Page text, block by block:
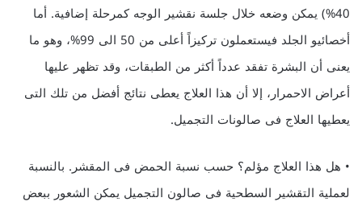
40%) يمكن وضعه خلال جلسة نقشير الوجه كمرحلة إضافية. أما
أخصائيو الجلد فيستعملون تركيزاً أعلى من 50 الى 99%، وهو ما
يعنى أن البشرة تفقد عدداً أكثر من الطبقات، وقد تظهر عليها
أعراض الاحمرار، إلا أن هذا العلاج يعطى نتائج أفضل من تلك التى
يعطيها العلاج فى صالونات التجميل.
• هل هذا العلاج مؤلم؟ حسب نسبة الحمض فى المقشر. بالنسبة
لعملية التقشير السطحية فى صالون التجميل يمكن الشعور ببعض